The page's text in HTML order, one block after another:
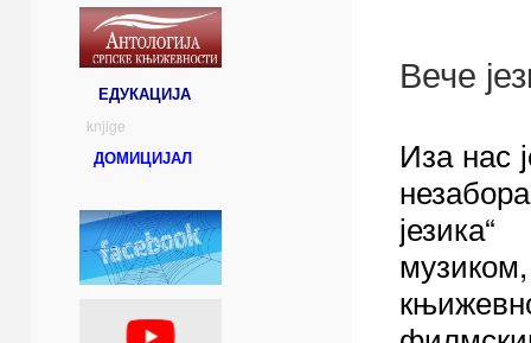
ЕДУКАЦИЈА
knjige
ДОМИЦИЈАЛ
Вече
Иза нас